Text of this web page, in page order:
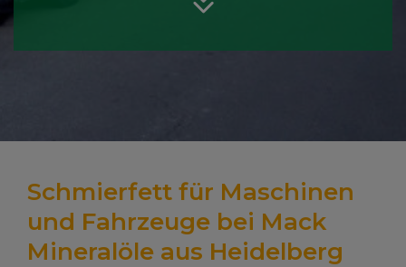
Schmierfett für Maschinen
und Fahrzeuge bei Mack
Mineralöle aus Heidelberg